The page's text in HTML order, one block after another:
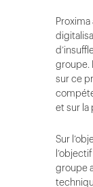
groupe.
sur ce
et sur la
Sur
groupe